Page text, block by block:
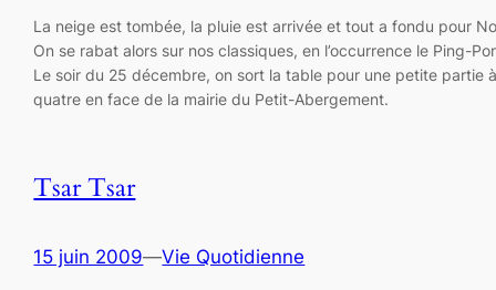
La neige est tombée, la pluie est arrivée et tout a fondu pour
On se rabat alors sur nos classiques, en l’occurrence le Ping-
Le soir du 25 décembre, on sort la table pour une petite partie
quatre en face de la mairie du Petit-Abergement.
Tsar Tsar
15 juin 2009—Vie Quotidienne